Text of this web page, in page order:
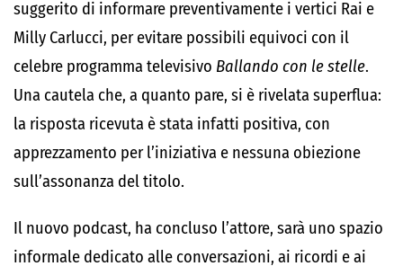
suggerito di informare preventivamente i vertici Rai e
Milly Carlucci, per evitare possibili equivoci con il
celebre programma televisivo Ballando con le stelle.
Una cautela che, a quanto pare, si è rivelata superflua:
la risposta ricevuta è stata infatti positiva, con
apprezzamento per l’iniziativa e nessuna obiezione
sull’assonanza del titolo.
Il nuovo podcast, ha concluso l’attore, sarà uno spazio
informale dedicato alle conversazioni, ai ricordi e ai